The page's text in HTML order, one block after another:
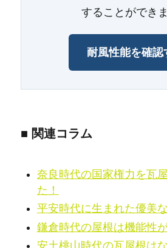
することができま
耐風性能を確認
■ 関連コラム
奈良時代の国家権力を瓦
た！
平安時代に生まれた優美
鎌倉時代の屋根は機能性